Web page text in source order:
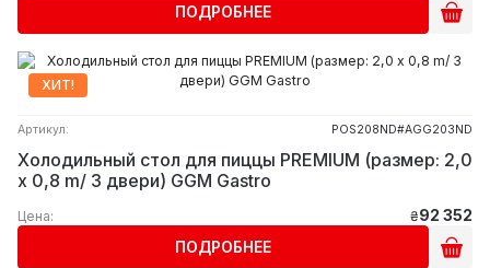
ПОДРОБНЕЕ
ХИТ!
Артикул: POS208ND#AGG203ND
Холодильный стол для пиццы PREMIUM (размер: 2,0
x 0,8 m/ 3 двери) GGM Gastro
Цена: ₴92 352
ПОДРОБНЕЕ